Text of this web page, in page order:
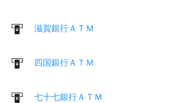
滋賀銀行ＡＴＭ
四国銀行ＡＴＭ
七十七銀行ＡＴＭ